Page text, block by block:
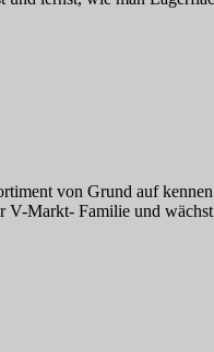
von Grund auf
Markt- Familie und